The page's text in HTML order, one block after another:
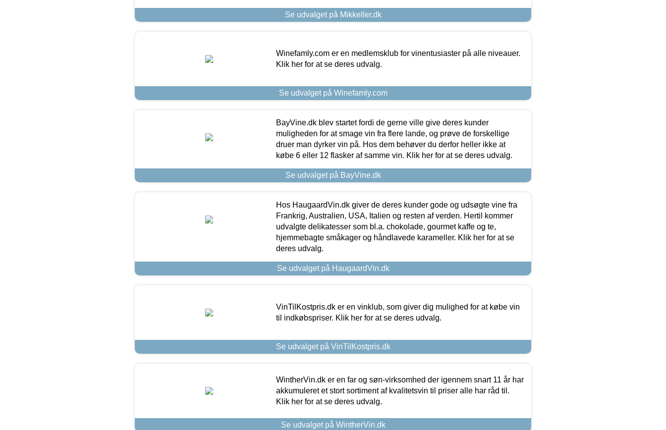
Se udvalget på Mikkeller.dk
Winefamly.com er en medlemsklub for vinentusiaster på alle niveauer.
Klik her for at se deres udvalg.
Se udvalget på Winefamly.com
BayVine.dk blev startet fordi de gerne ville give deres kunder
muligheden for at smage vin fra flere lande, og prøve de forskellige
druer man dyrker vin på. Hos dem behøver du derfor heller ikke at
købe 6 eller 12 flasker af samme vin. Klik her for at se deres udvalg.
Se udvalget på BayVine.dk
Hos HaugaardVin.dk giver de deres kunder gode og udsøgte vine fra
Frankrig, Australien, USA, Italien og resten af verden. Hertil kommer
udvalgte delikatesser som bl.a. chokolade, gourmet kaffe og te,
hjemmebagte småkager og håndlavede karameller. Klik her for at se
deres udvalg.
Se udvalget på HaugaardVin.dk
VinTilKostpris.dk er en vinklub, som giver dig mulighed for at købe vin
til indkøbspriser. Klik her for at se deres udvalg.
Se udvalget på VinTilKostpris.dk
WintherVin.dk er en far og søn-virksomhed der igennem snart 11 år har
akkumuleret et stort sortiment af kvalitetsvin til priser alle har råd til.
Klik her for at se deres udvalg.
Se udvalget på WintherVin.dk